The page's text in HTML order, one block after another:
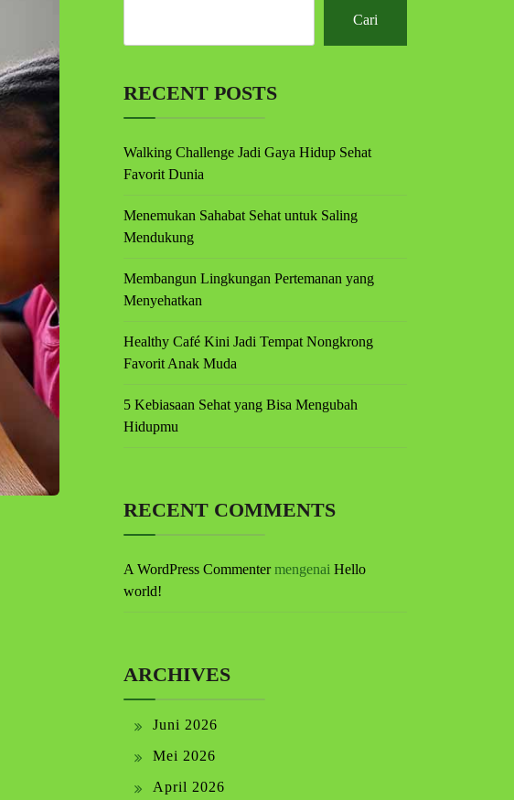
Cari
RECENT POSTS
Walking Challenge Jadi Gaya Hidup Sehat
Favorit Dunia
Menemukan Sahabat Sehat untuk Saling
Mendukung
Membangun Lingkungan Pertemanan yang
Menyehatkan
Healthy Café Kini Jadi Tempat Nongkrong
Favorit Anak Muda
5 Kebiasaan Sehat yang Bisa Mengubah
Hidupmu
RECENT COMMENTS
A WordPress Commentermengenai Hello
world!
ARCHIVES
Juni 2026
Mei 2026
April 2026